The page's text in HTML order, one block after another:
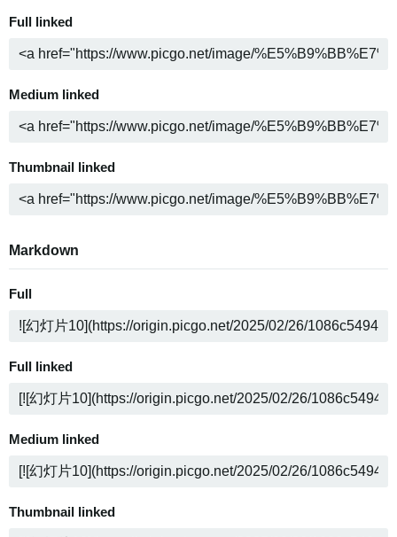
Full linked
Medium linked
Thumbnail linked
Markdown
Full
Full linked
Medium linked
Thumbnail linked